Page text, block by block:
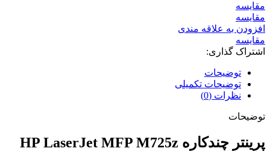
مقايسه
مقایسه
افزودن به علاقه مندی
مقایسه
اشتراک گذاری:
توضیحات
توضیحات تکمیلی
نظرات (0)
توضیحات
پرینتر چندکاره HP LaserJet MFP M725z